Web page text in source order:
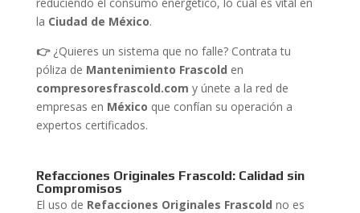
la Ciudad de México.
👉 ¿Quieres un sistema que no falle? Contrata tu
póliza de Mantenimiento Frascold en
compresoresfrascold.com y únete a la red de
empresas en México que confían su operación a
expertos certificados.
Refacciones Originales Frascold: Calidad sin
Compromisos
El uso de Refacciones Originales Frascold no es